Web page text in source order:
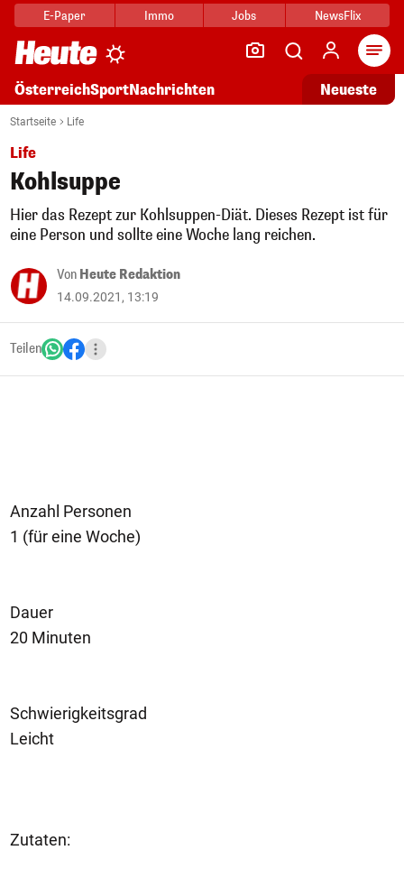
E-Paper Immo Jobs NewsFlix
ÖsterreichSportNachrichten Neueste
Startseite Life
Life
Kohlsuppe
Hier das Rezept zur Kohlsuppen-Diät. Dieses Rezept ist für
eine Person und sollte eine Woche lang reichen.
Von Heute Redaktion
14.09.2021, 13:19
Teilen
Anzahl Personen
1 (für eine Woche)
Dauer
20 Minuten
Schwierigkeitsgrad
Leicht
Zutaten: